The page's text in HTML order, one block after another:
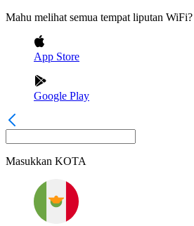
Mahu melihat semua tempat liputan
App Store
Google Play
Masukkan KOTA